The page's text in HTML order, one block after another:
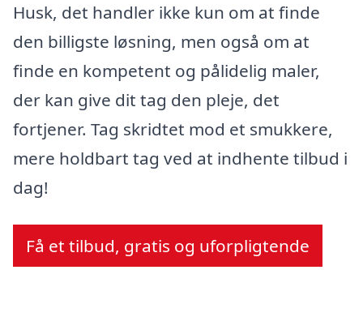
Husk, det handler ikke kun om at finde
den billigste løsning, men også om at
finde en kompetent og pålidelig maler,
der kan give dit tag den pleje, det
fortjener. Tag skridtet mod et smukkere,
mere holdbart tag ved at indhente tilbud i
dag!
Få et tilbud, gratis og uforpligtende